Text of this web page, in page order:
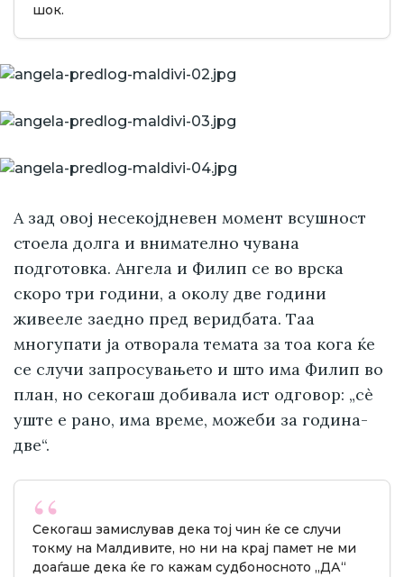
шок.
А зад овој несекојдневен момент всушност
стоела долга и внимателно чувана
подготовка. Ангела и Филип се во врска
скоро три години, а околу две години
живееле заедно пред веридбата. Таа
многупати ја отворала темата за тоа кога ќе
се случи запросувањето и што има Филип во
план, но секогаш добивала ист одговор: „сè
уште е рано, има време, можеби за година-
две“.
Секогаш замислував дека тој чин ќе се случи
токму на Малдивите, но ни на крај памет не ми
доаѓаше дека ќе го кажам судбоносното „ДА“